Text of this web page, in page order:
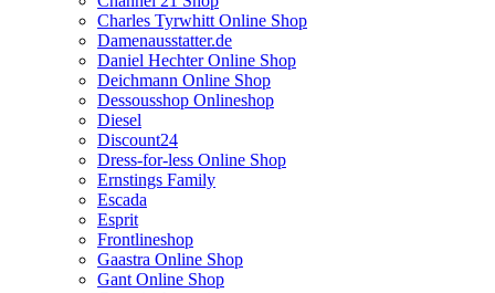
Charles Tyrwhitt Online Shop
Damenausstatter.de
Daniel Hechter Online Shop
Deichmann Online Shop
Dessousshop Onlineshop
Diesel
Discount24
Dress-for-less Online Shop
Ernstings Family
Escada
Esprit
Frontlineshop
Gaastra Online Shop
Gant Online Shop